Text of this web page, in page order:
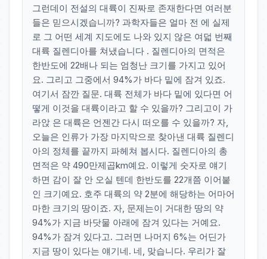
그런데이 전설의 대륙이 진짜로 존재한다면 여러분
들은 믿으시겠습니까? 과학자들은 얼마 전 에 실제
로 그 어떤 세계 지도에도 나와 있지 않은 여덟 번째
대륙 질렌디아를 쳐냈습니다 . 질렌디아의 면적은
한반도에 22배나 되는 엄청난 크기를 가지고 있어
요. 그리고 그중에서 94%가 바다 밑에 잠겨 있죠.
여기서 잠깐 질문. 대륙 전체가 바다 밑에 있다면 어
떻게 이것을 대륙이라고 할 수 있을까? 그리고이 가
라앉 은 대륙은 언젠간 다시 떠오를 수 있을까? 자,
오늘은 인류가 가장 마지막으로 찾아낸 대륙 질렌디
아의 정체를 끝까지 파헤쳐 봅시다. 질렌디아의 총
면적은 약 490만제곱km예요. 이렇게 숫자로 얘기
하면 감이 잘 안 오실 텐데 한반도를 22개쯤 이어붙
인 크기예요. 호주 대륙의 약 2분에 해당하는 어마어
마한 크기의 땅이죠. 자, 문제는이 거대한 땅의 약
94%가 지금 바닷물 아래에 잠겨 있다는 거예요.
94%가 잠겨 있다고. 그러면 나머지 6%는 어딘가
지금 땅이 있다는 얘기네. 네, 맞습니다. 우리가 잘